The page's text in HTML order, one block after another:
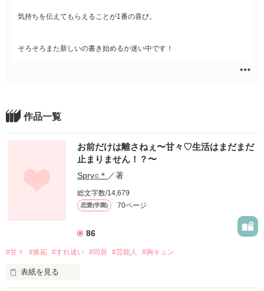
気持ちを伝えてもらえることが1番の喜び。
そろそろまた新しいの書き始めるか迷い中です！
作品一覧
お前だけは離さねぇ〜甘々♡生活はまだまだ
止まりません！？〜
Spry○＊ ／著
総文字数/14,679
恋愛(学園) 70ページ
86
#甘々 #嫉妬 #すれ違い #同居 #芸能人 #胸キュン
表紙を見る